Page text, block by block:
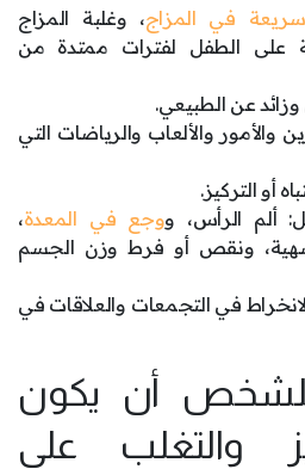
في المزاج، وغلبة المزاج
على الطفل لفترات ممتدة من
عن الطبيعي.
والأمور والألعاب والرياضات التي
أو التركيز.
ألم الرأس، ووجع في المعدة،
ونقص أو فرط وزن الجسم
في التجمعات والعلاقات في
أن يكون
والتغلب على